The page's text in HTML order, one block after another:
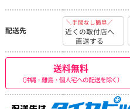
配送先
＼手間なし簡単／
近くの取付店へ
直送する
送料無料
（沖縄・離島・個人宅への配送を除く）